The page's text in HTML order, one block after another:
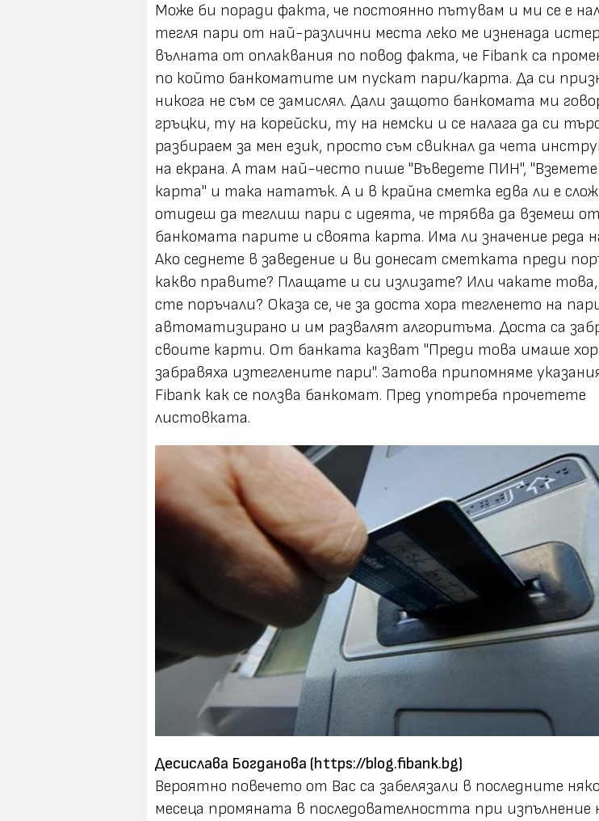
Може би поради факта, че постоянно пътувам и ми се е
тегля пари от най-различни места леко ме изненада
вълната от оплаквания по повод факта, че Fibank са
по който банкоматите им пускат пари/карта. Да си
никога не съм се замислял. Дали защото банкомата ми
гръцки, ту на корейски, ту на немски и се налага да си
разбираем за мен език, просто съм свикнал да чета
на екрана. А там най-често пише "Въведете ПИН",
карта" и така нататък. А и в крайна сметка едва ли е
отидеш да теглиш пари с идеята, че трябва да вземеш от
банкомата парите и своята карта. Има ли значение реда
Ако седнете в заведение и ви донесат сметката преди
какво правите? Плащате и си излизате? Или чакате
сте поръчали? Оказа се, че за доста хора тегленето на
автоматизирано и им развалят алгоритъма. Доста са
своите карти. От банката казват "Преди това имаше
забравяха изтеглените пари". Затова припомняме
Fibank как се ползва банкомат. Пред употреба прочетете
листовката.
Десислава Богданова (https://blog.fibank.bg)
Вероятно повечето от Вас са забелязали в последните
месеца промяната в последователността при изпълнение